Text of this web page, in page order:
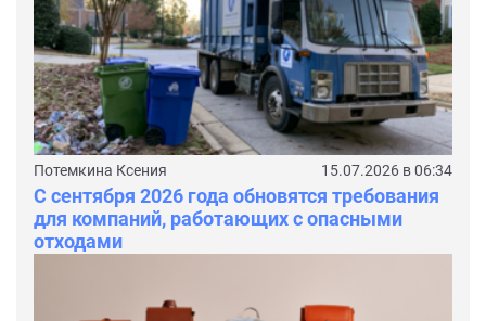
Потемкина Ксения 15.07.2026 в 06:34
С сентября 2026 года обновятся требования
для компаний, работающих с опасными
отходами